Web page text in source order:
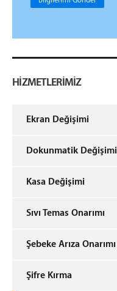
HİZMETLERİMİZ
Ekran Değişimi
Dokunmatik Değişimi
Kasa Değişimi
Sıvı Temas Onarımı
Şebeke Arıza Onarımı
Şifre Kırma